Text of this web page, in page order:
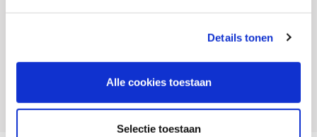
Details tonen
Alle cookies toestaan
Selectie toestaan
Offline Sales
Nee
025886